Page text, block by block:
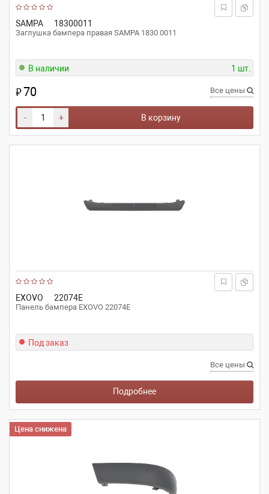
SAMPA 18300011
Заглушка бампера правая SAMPA 1830 0011
В наличии 1 шт.
₽70 Все цены
- + В корзину
EXOVO 22074E
Панель бампера EXOVO 22074E
Под заказ
Все цены
Подробнее
Цена снижена